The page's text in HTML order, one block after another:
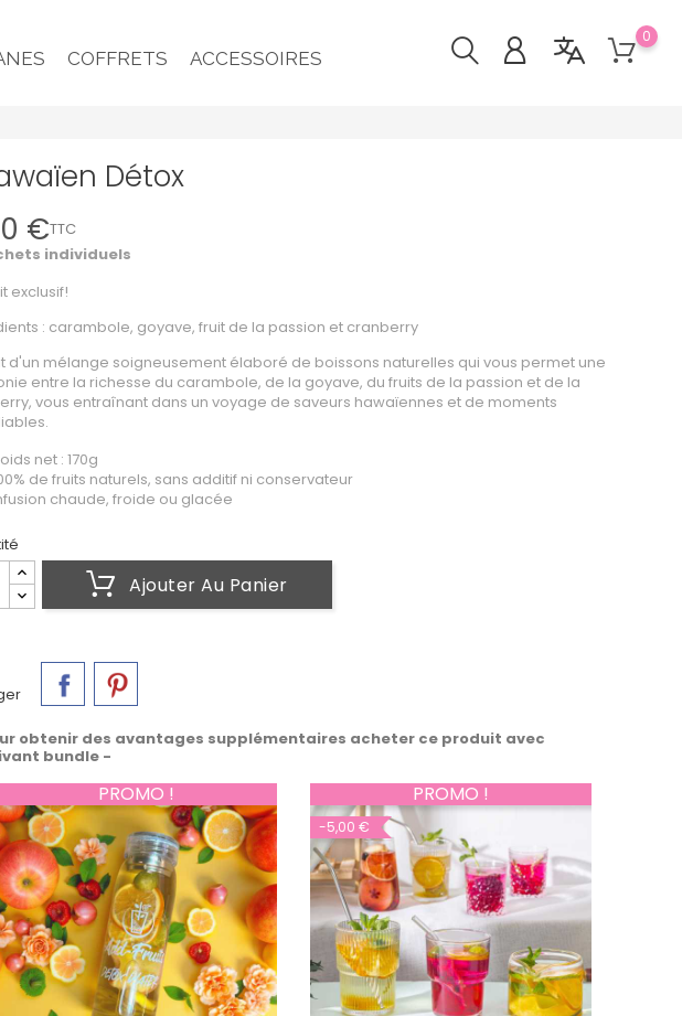
COFFRETS ACCESSOIRES
0
Détox
€TTC
individuels
exclusif!
: carambole, goyave, fruit de la passion et cranberry
d'un mélange soigneusement élaboré de boissons naturelles qui vous permet une
entre la richesse du carambole, de la goyave, du fruits de la passion et de la
vous entraînant dans un voyage de saveurs hawaïennes et de moments
net : 170g
de fruits naturels, sans additif ni conservateur
chaude, froide ou glacée
Ajouter Au Panier
obtenir des avantages supplémentaires acheter ce produit avec
bundle -
PROMO ! PROMO !
-5,00 €